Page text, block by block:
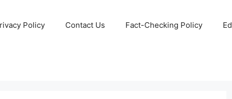
Policy Contact Us Fact-Checking Policy